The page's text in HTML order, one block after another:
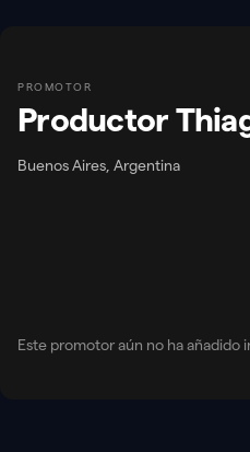
PROMOTOR
Productor
Buenos Aires, Argentina
Este promotor aún no ha añadido